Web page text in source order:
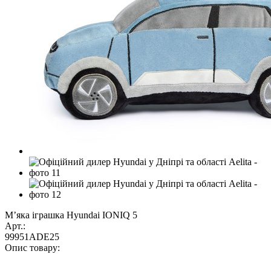
М’яка іграшка Hyundai IONIQ 5
Арт.:
99951ADE25
Опис товару: